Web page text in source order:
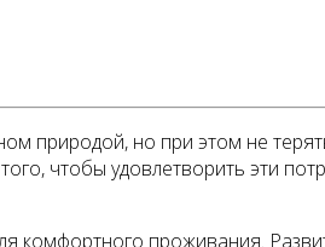
природой, но при этом не
чтобы удовлетворить эти
комфортного проживания.